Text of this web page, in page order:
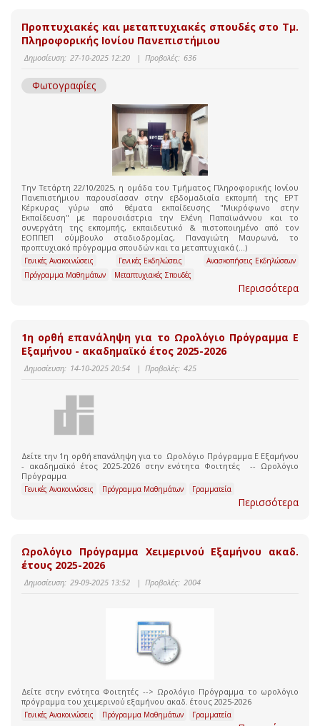
Προπτυχιακές και μεταπτυχιακές σπουδές στο Τμ.
Πληροφορικής Ιονίου Πανεπιστήμιου
Δημοσίευση: 27-10-2025 12:20 | Προβολές: 636
Φωτογραφίες
Την Τετάρτη 22/10/2025, η ομάδα του Τμήματος Πληροφορικής Ιονίου
Πανεπιστήμιου παρουσίασαν στην εβδομαδιαία εκπομπή της ΕΡΤ
Κέρκυρας γύρω από θέματα εκπαίδευσης "Μικρόφωνο στην
Εκπαίδευση" με παρουσιάστρια την Ελένη Παπαϊωάννου και το
συνεργάτη της εκπομπής, εκπαιδευτικό & πιστοποιημένο από τον
ΕΟΠΠΕΠ σύμβουλο σταδιοδρομίας, Παναγιώτη Μαυρωνά, το
προπτυχιακό πρόγραμμα σπουδών και τα μεταπτυχιακά (...)
Γενικές Ανακοινώσεις Γενικές Εκδηλώσεις
Ανασκοπήσεις Εκδηλώσεων
Πρόγραμμα Μαθημάτων
Μεταπτυχιακές Σπουδές
Περισσότερα
1η ορθή επανάληψη για το Ωρολόγιο Πρόγραμμα Ε
Εξαμήνου - ακαδημαϊκό έτος 2025-2026
Δημοσίευση: 14-10-2025 20:54 | Προβολές: 425
Δείτε την 1η ορθή επανάληψη για το Ωρολόγιο Πρόγραμμα Ε Εξαμήνου
- ακαδημαϊκό έτος 2025-2026 στην ενότητα Φοιτητές -- Ωρολόγιο
Πρόγραμμα
Γενικές Ανακοινώσεις Πρόγραμμα Μαθημάτων Γραμματεία
Περισσότερα
Ωρολόγιο Πρόγραμμα Χειμερινού Εξαμήνου ακαδ.
έτους 2025-2026
Δημοσίευση: 29-09-2025 13:52 | Προβολές: 2004
Δείτε στην ενότητα Φοιτητές --> Ωρολόγιο Πρόγραμμα το ωρολόγιο
πρόγραμμα του χειμερινού εξαμήνου ακαδ. έτους 2025-2026
Γενικές Ανακοινώσεις Πρόγραμμα Μαθημάτων Γραμματεία